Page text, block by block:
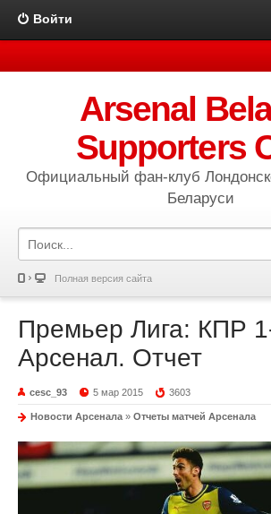
Войти
Arsenal
Supporters
Официальный фан-клуб
Беларуси
Полная версия сайта
Премьер Лига: КПР
Арсенал. Отчет
cesc_93 5 мар 2015 3603
Новости Арсенала » Отчеты матчей Арсенала